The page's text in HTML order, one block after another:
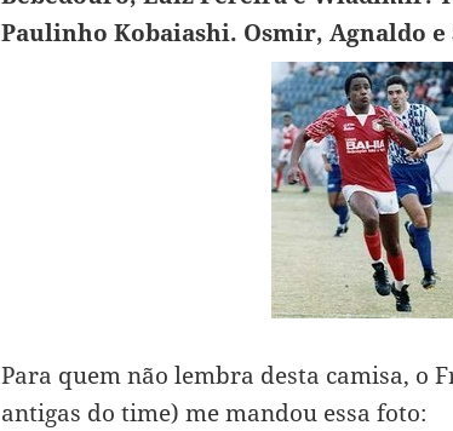
Paulinho Kobaiashi. Osmir, Agnaldo
Para quem não lembra desta camisa, o
antigas do time) me mandou essa foto: